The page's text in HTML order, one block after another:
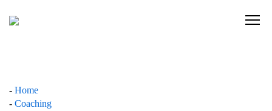
C
Home
Coaching